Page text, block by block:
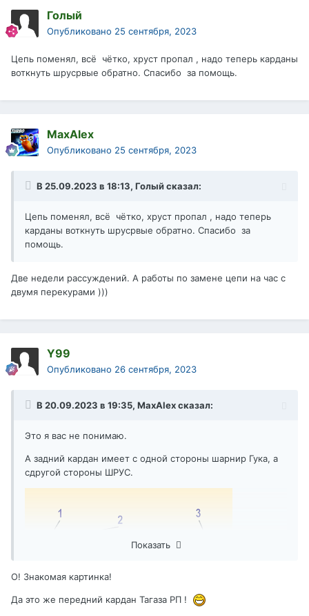
Голый
Опубликовано 25 сентября, 2023
Цепь поменял, всё чётко, хруст пропал , надо теперь карданы
воткнуть шрусрвые обратно. Спасибо за помощь.
MaxAlex
Опубликовано 25 сентября, 2023
В 25.09.2023 в 18:13, Голыйсказал:
Цепь поменял, всё чётко, хруст пропал , надо теперь
карданы воткнуть шрусрвые обратно. Спасибо за
помощь.
Две недели рассуждений. А работы по замене цепи на час с
двумя перекурами )))
Y99
Опубликовано 26 сентября, 2023
В 20.09.2023 в 19:35, MaxAlexсказал:
Это я вас не понимаю.
А задний кардан имеет с одной стороны шарнир Гука, а
сдругой стороны ШРУС.
Показать
О! Знакомая картинка!
Да это же передний кардан Тагаза РП !